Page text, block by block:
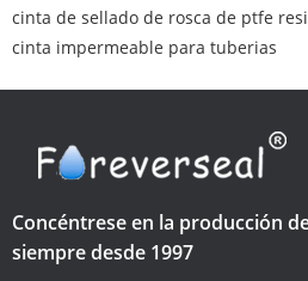
cinta de sellado de rosca de ptfe
cinta impermeable para tuberias
Concéntrese en la producción
siempre desde 1997